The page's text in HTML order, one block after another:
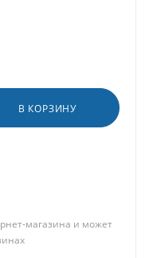
В КОРЗИНУ
магазина и может